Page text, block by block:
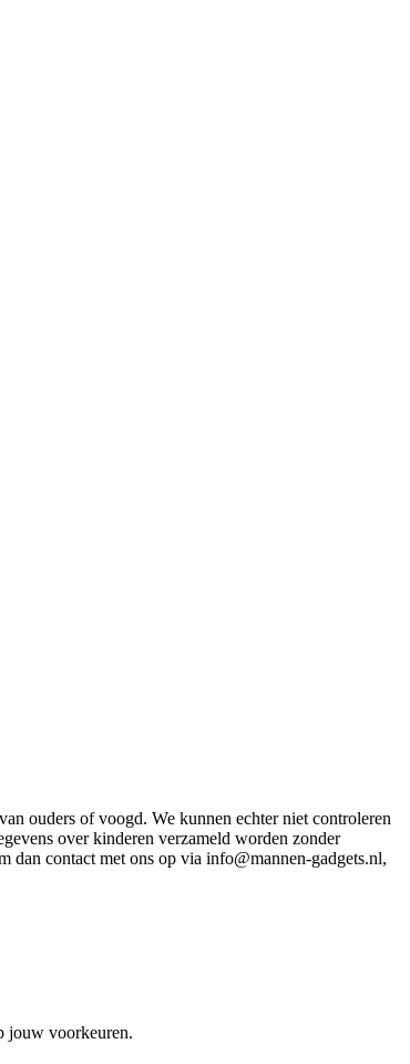
ouders of voogd. We kunnen echter niet controleren
over kinderen verzameld worden zonder
dan contact met ons op via info@mannen-gadgets.nl,
jouw voorkeuren.